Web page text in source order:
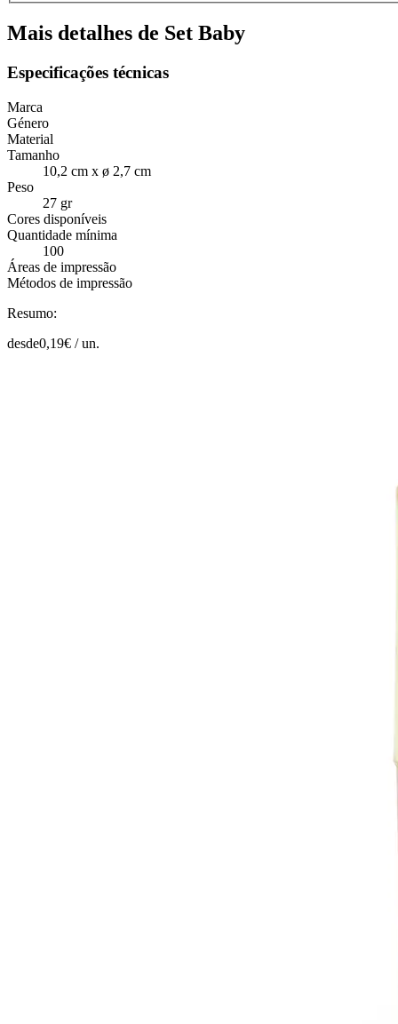
Mais detalhes de Set Baby
Especificações técnicas
Marca
Género
Material
Tamanho
10,2 cm x ø 2,7 cm
Peso
27 gr
Cores disponíveis
Quantidade mínima
100
Áreas de impressão
Métodos de impressão
Resumo:
desde0,19€ /un.